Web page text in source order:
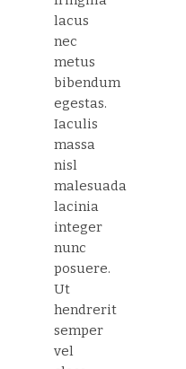
lacus
nec
metus
bibendum
egestas.
Iaculis
massa
nisl
malesuada
lacinia
integer
nunc
posuere.
Ut
hendrerit
semper
vel